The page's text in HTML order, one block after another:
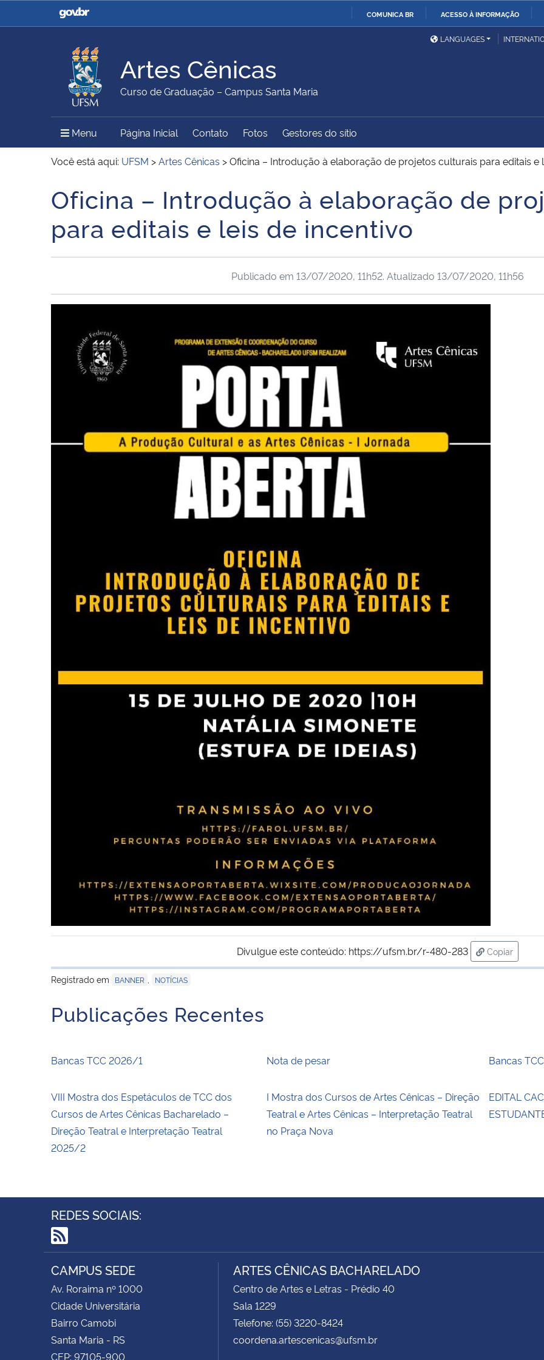
COMUNICA BR ACESSO À INFORMAÇÃO
Casa Civil
Ministério da Justiça e
Ministério da Defesa
Ministério das Relações
Exteriores
Ministério da Agricultura,
Pecuária e Abastecimento
Ministério da Educação
Ministério do Meio Ambiente Ministério do Turismo
Ministério do
Desenvolvimento Regional
União
Secretaria de Governo
Gabinete de Segurança
Institucional
Advocacia-Geral da União Banco Central do Brasil
LANGUAGES
Artes Cênicas
Curso de Graduação – Campus Santa Maria
Menu Menu Principal do Sítio
Página Inicial Contato Fotos Gestores do sítio
Você está aqui: UFSM >Artes Cênicas >Oficina – Introdução à elaboração de projetos culturais para editais e
Início do conteúdo
Oficina – Introdução à elaboração de
para editais e leis de incentivo
Publicado em 13/07/2020, 11h52. Atualizado 13/07/2020, 11h56
Divulgue este conteúdo: https://ufsm.br/r-480-283
Copiar
para área
Registrado em
BANNER NOTÍCIAS
Publicações Recentes
Bancas TCC 2026/1 Nota de pesar Bancas
VIII Mostra dos Espetáculos de TCC dos
Cursos de Artes Cênicas Bacharelado –
Direção Teatral e Interpretação Teatral
2025/2
I Mostra dos Cursos de Artes Cênicas – Direção
Teatral e Artes Cênicas – Interpretação Teatral
no Praça Nova
EDITAL
REDES SOCIAIS:
RSS
CAMPUS SEDE
Av. Roraima nº 1000
Cidade Universitária
Bairro Camobi
Santa Maria - RS
CEP: 97105-900
ARTES CÊNICAS BACHARELADO
Centro de Artes e Letras - Prédio 40
Sala 1229
Telefone: (55) 3220-8424
coordena.artescenicas@ufsm.br